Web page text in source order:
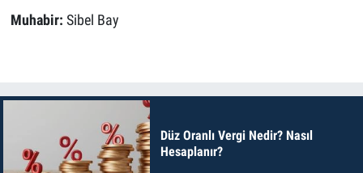
Muhabir: Sibel Bay
Düz Oranlı Vergi Nedir? Nasıl
Hesaplanır?